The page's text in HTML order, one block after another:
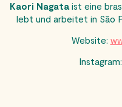
Kaori Nagataist eine
lebt und arbeitet in São
Website:
Instagram: